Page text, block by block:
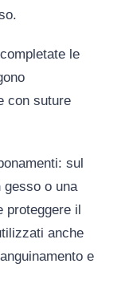
le
con suture
: sul
gesso o una
proteggere il
anche
e